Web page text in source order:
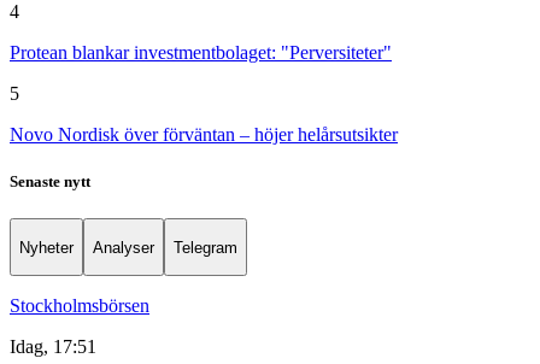
4
Protean blankar investmentbolaget: "Perversiteter"
5
Novo Nordisk över förväntan – höjer helårsutsikter
Senaste nytt
Nyheter Analyser Telegram
Stockholmsbörsen
Idag, 17:51